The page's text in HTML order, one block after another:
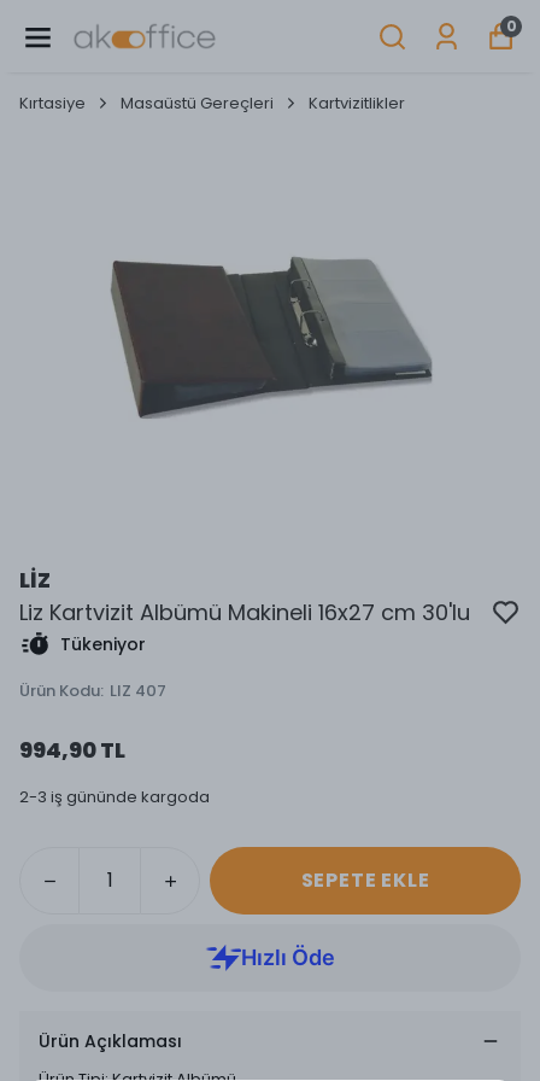
0
Kırtasiye Masaüstü Gereçleri Kartvizitlikler
LİZ
Liz Kartvizit Albümü Makineli 16x27 cm 30'lu
Tükeniyor
Ürün Kodu: LIZ 407
994,90 TL
2-3 iş gününde kargoda
SEPETE EKLE
Ürün Açıklaması